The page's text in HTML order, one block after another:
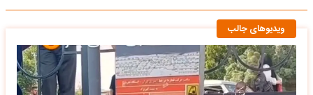
ویدیوهای جالب